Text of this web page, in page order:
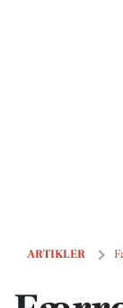
ARTIKLER
Færre